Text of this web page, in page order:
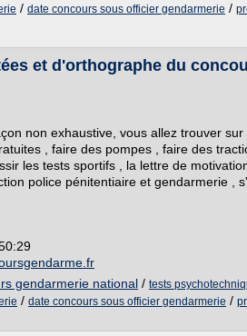
/ date concours sous officier gendarmerie /
et d'orthographe du
non exhaustive, vous allez trouver
, faire des pompes , faire des
les tests sportifs , la lettre de
police pénitentiaire et gendarmerie ,
gendarmerie national / tests
/ date concours sous officier gendarmerie /